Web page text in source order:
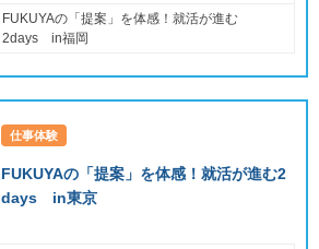
FUKUYAの「提案」を体感！就活が進む
2days in福岡
仕事体験
FUKUYAの「提案」を体感！就活が進む2
days in東京